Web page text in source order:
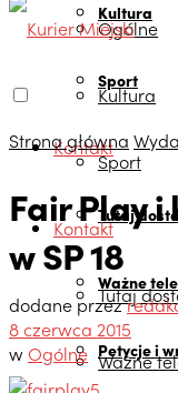
Kultura
Sport
Kontakt
Tutaj
Ważne
Petycje i
Ogólne
Kultura
Sport
Kontakt
Tutaj
Ważne
Strona główna
Fair Play
w SP 18
dodane przez
8 czerwca 2015
wOgólne